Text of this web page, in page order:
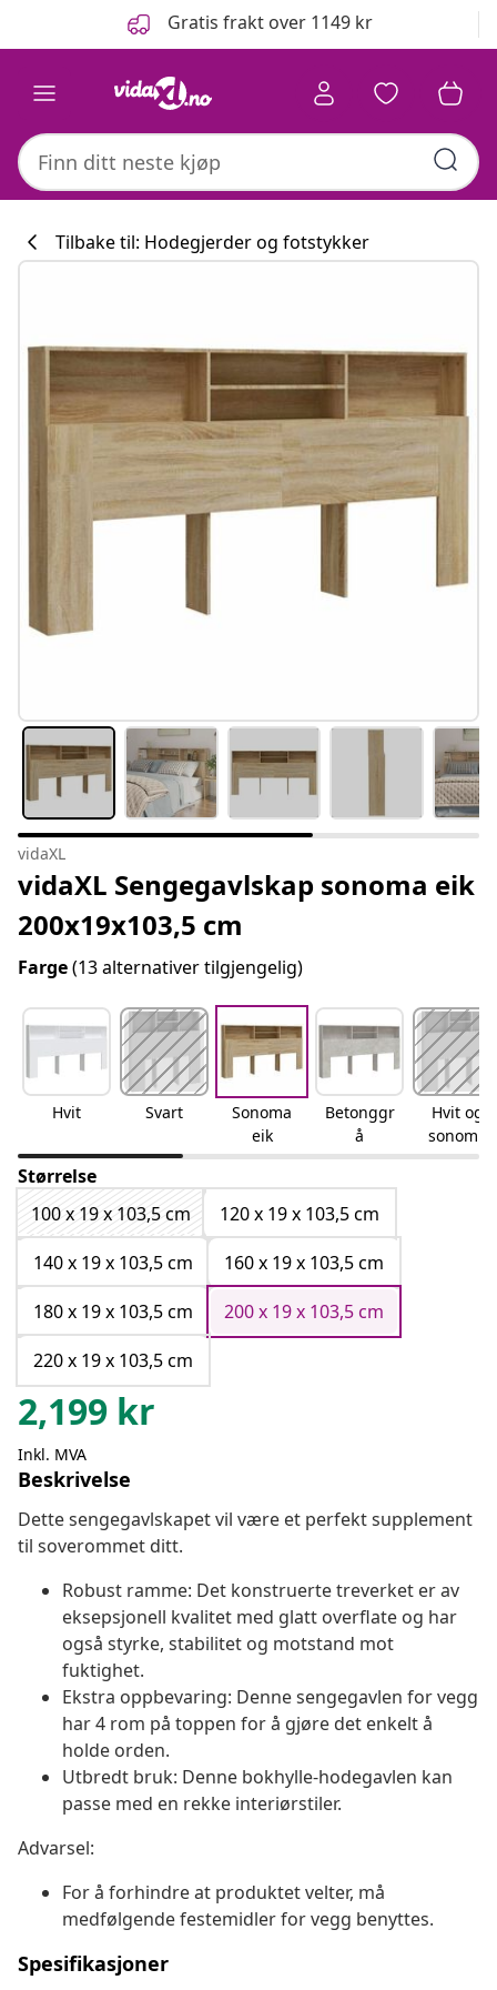
Gratis frakt over 1149 kr
Tilbake til: Hodegjerder og fotstykker
vidaXL
vidaXL Sengegavlskap sonoma eik
200x19x103,5 cm
Farge(13 alternativer tilgjengelig)
Hvit Svart
Sonoma
eik
Betonggr
å
Hvit og
sonoma
eik
Størrelse
100 x 19 x 103,5 cm
120 x 19 x 103,5 cm
140 x 19 x 103,5 cm
160 x 19 x 103,5 cm
180 x 19 x 103,5 cm
200 x 19 x 103,5 cm
220 x 19 x 103,5 cm
2,199 kr
Inkl. MVA
Beskrivelse
Dette sengegavlskapet vil være et perfekt supplement
til soverommet ditt.
Robust ramme: Det konstruerte treverket er av
eksepsjonell kvalitet med glatt overflate og har
også styrke, stabilitet og motstand mot
fuktighet.
Ekstra oppbevaring: Denne sengegavlen for vegg
har 4 rom på toppen for å gjøre det enkelt å
holde orden.
Utbredt bruk: Denne bokhylle-hodegavlen kan
passe med en rekke interiørstiler.
Advarsel:
For å forhindre at produktet velter, må
medfølgende festemidler for vegg benyttes.
Spesifikasjoner